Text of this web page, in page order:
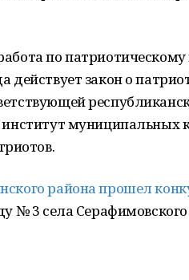
по
действует закон о
институт муниципальных
района прошел
№ 3 села Серафимовского